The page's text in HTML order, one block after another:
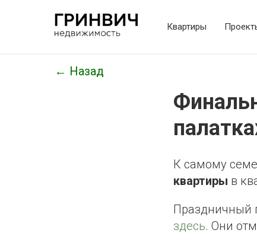
Квартиры
← Назад
К самому
квартиры в
Праздничный
здесь. Они